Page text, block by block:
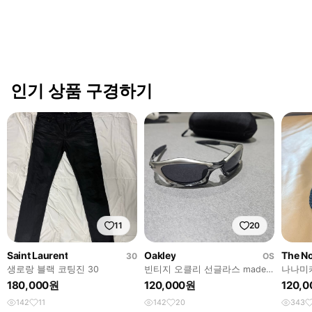
인기 상품 구경하기
11
Saint Laurent
30
생로랑 블랙 코팅진 30
180,000원
142 11
20
Oakley
OS
빈티지 오클리 선글라스 made
in usa
120,000원
142 20
나나미
캠프캡
343